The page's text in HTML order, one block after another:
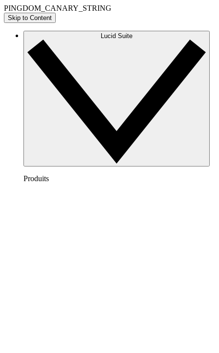
PINGDOM_CANARY_STRING
Skip to Content
Lucid Suite
Produits